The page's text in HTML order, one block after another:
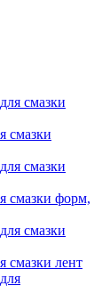
смазки
смазки форм,
смазки лент